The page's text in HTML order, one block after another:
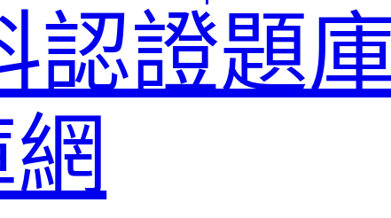
認證題